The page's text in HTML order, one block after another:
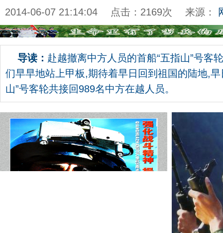
2014-06-07 21:14:04 点击： 2169次 来源：
导读： 赴越撤离中方人员的首船“五指山”号客
们早早地站上甲板,期待着早日回到祖国的陆地,
山”号客轮共接回989名中方在越人员。